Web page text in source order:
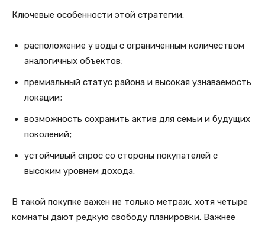
Ключевые особенности этой стратегии:
расположение у воды с ограниченным количеством
аналогичных объектов;
премиальный статус района и высокая узнаваемость
локации;
возможность сохранить актив для семьи и будущих
поколений;
устойчивый спрос со стороны покупателей с
высоким уровнем дохода.
В такой покупке важен не только метраж, хотя четыре
комнаты дают редкую свободу планировки. Важнее